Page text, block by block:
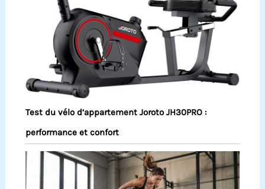
Test du vélo d’appartement Joroto JH30PRO :
performance et confort